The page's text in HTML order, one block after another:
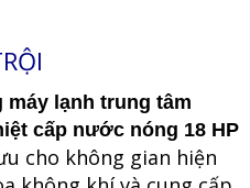
máy lạnh trung tâm
cấp nước nóng 18 HP
cho không gian hiện